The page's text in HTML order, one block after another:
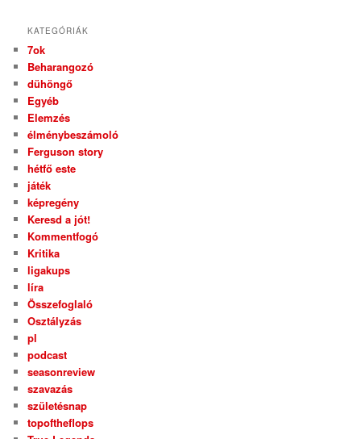
KATEGÓRIÁK
7ok
Beharangozó
dühöngő
Egyéb
Elemzés
élménybeszámoló
Ferguson story
hétfő este
játék
képregény
Keresd a jót!
Kommentfogó
Kritika
ligakups
líra
Összefoglaló
Osztályzás
pl
podcast
seasonreview
szavazás
születésnap
topoftheflops